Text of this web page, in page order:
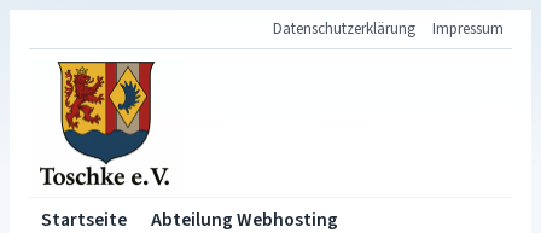
Datenschutzerklärung Impressum
Startseite
Abteilung Webhosting